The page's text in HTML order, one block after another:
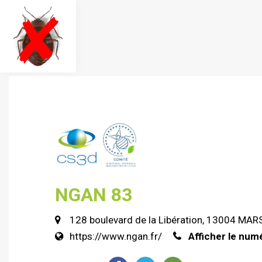
NGAN 83
128 boulevard de la Libération, 13004
https://www.ngan.fr/
Afficher le